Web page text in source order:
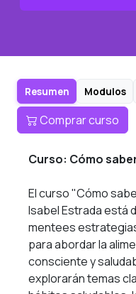
Resumen Modulos
Comprar curso
Curso: Cómo
El curso "Cómo
Isabel Estrada está
mentees
para abordar la
consciente y
explorarán temas